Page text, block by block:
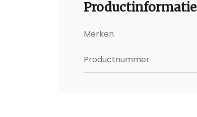
- Hoogte: 11 cm
Productinformatie
Merken
Productnummer